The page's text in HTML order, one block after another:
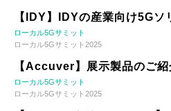
【IDY】IDYの産業向け5Gソ
ローカル5Gサミット
ローカル5Gサミット2025
【Accuver】展示製品のご紹
ローカル5Gサミット
ローカル5Gサミット2025